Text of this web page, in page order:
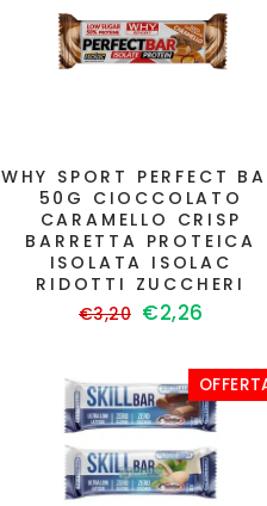
WHY SPORT PERFECT
50G CIOCCOLATO
CARAMELLO CRISP
BARRETTA PROTEICA
ISOLATA ISOLAC
RIDOTTI ZUCCHERI
Prezzo
€3,20 Prezzo
€2,26